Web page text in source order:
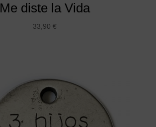
Me diste la Vida
33,90 €